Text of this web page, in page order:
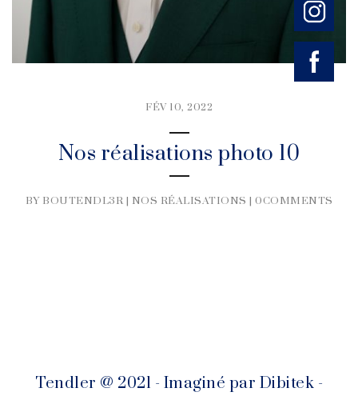
FÉV 10, 2022
Nos réalisations photo 10
BY BOUTENDL3R | NOS RÉALISATIONS | 0COMMENTS
Tendler @ 2021 - Imaginé par Dibitek -